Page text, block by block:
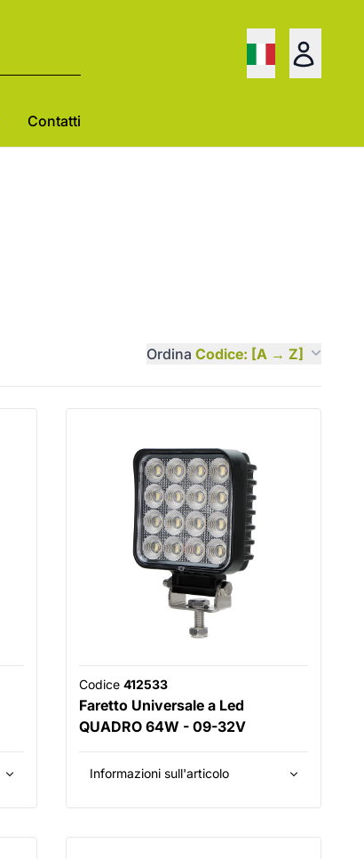
Contatti
Ordina Codice: [A → Z]
Codice 412533
Faretto Universale a Led
QUADRO 64W - 09-32V
Informazioni sull'articolo